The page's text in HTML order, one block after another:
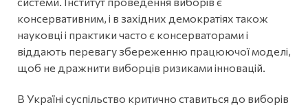
консервативним, і в західних демократіях також
науковці і практики часто є консерваторами і
віддають перевагу збереженню працюючої моделі,
щоб не дражнити виборців ризиками інновацій.
В Україні суспільство критично ставиться до виборів